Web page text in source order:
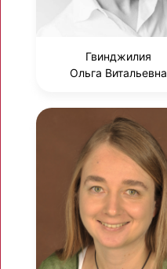
Гвинджилия
Ольга Витальевна